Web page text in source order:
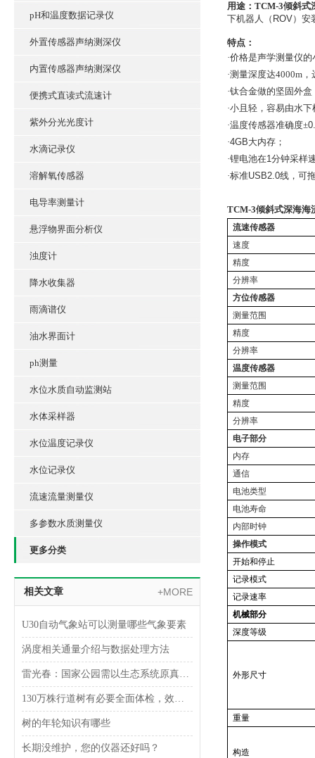
pH和温度数据记录仪
外置传感器声纳测深仪
内置传感器声纳测深仪
便携式直读式流速计
紫外分光光度计
水滴记录仪
溶解氧传感器
电导率测量计
悬浮物界面分析仪
浊度计
降水收集器
雨滴谱仪
油水界面计
ph测量
水位水质自动监测站
水体采样器
水位温度记录仪
水位记录仪
流速流量测量仪
多参数水质测量仪
更多分类
相关文章 +MORE
U30自动气象站可以测量哪些气象要素
涡度相关通量介绍与数据处理方法
雷光春：国家公园需以生态系统原真性保护为目标
130万株行道树有必要全面体检，效率和成本是难题，在研“怪车”有望解决
树的年轮知识有哪些
长期没维护，您的仪器还好吗？
用途： TCM-3倾斜式
下机器人（ ROV）安
特点：
·价格是声学测量仪的
·测量深度达4000m
·钛合金做的坚固外盒
·小且轻，容易由水下
·温度传感器准确度±
·4GB大内存；
·锂电池在1分钟采样
·标准USB2.0线，可
TCM-3倾斜式深海海
流速传感器
速度
精度
分辨率
方位传感器
测量范围
精度
分辨率
温度传感器
测量范围
精度
分辨率
电子部分
内存
通信
电池类型
电池寿命
内部时钟
操作模式
开始和停止
记录模式
记录速率
机械部分
深度等级
外形尺寸
重量
构造